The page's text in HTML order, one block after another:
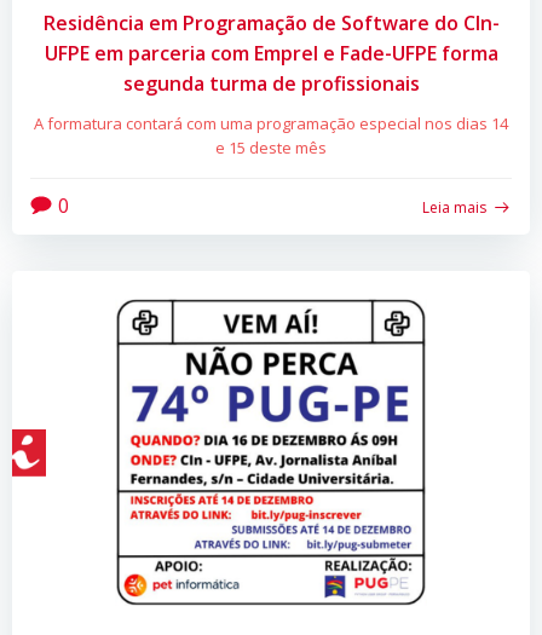
Residência em Programação de Software do CIn-
UFPE em parceria com Emprel e Fade-UFPE forma
segunda turma de profissionais
A formatura contará com uma programação especial nos dias 14
e 15 deste mês
0 Leia mais